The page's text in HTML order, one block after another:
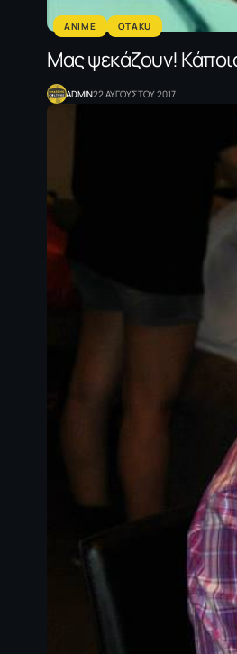
ANIME OTAKU
Μας ψεκάζουν!
ADMIN22 ΑΥΓΟΥΣΤΟΥ 2017